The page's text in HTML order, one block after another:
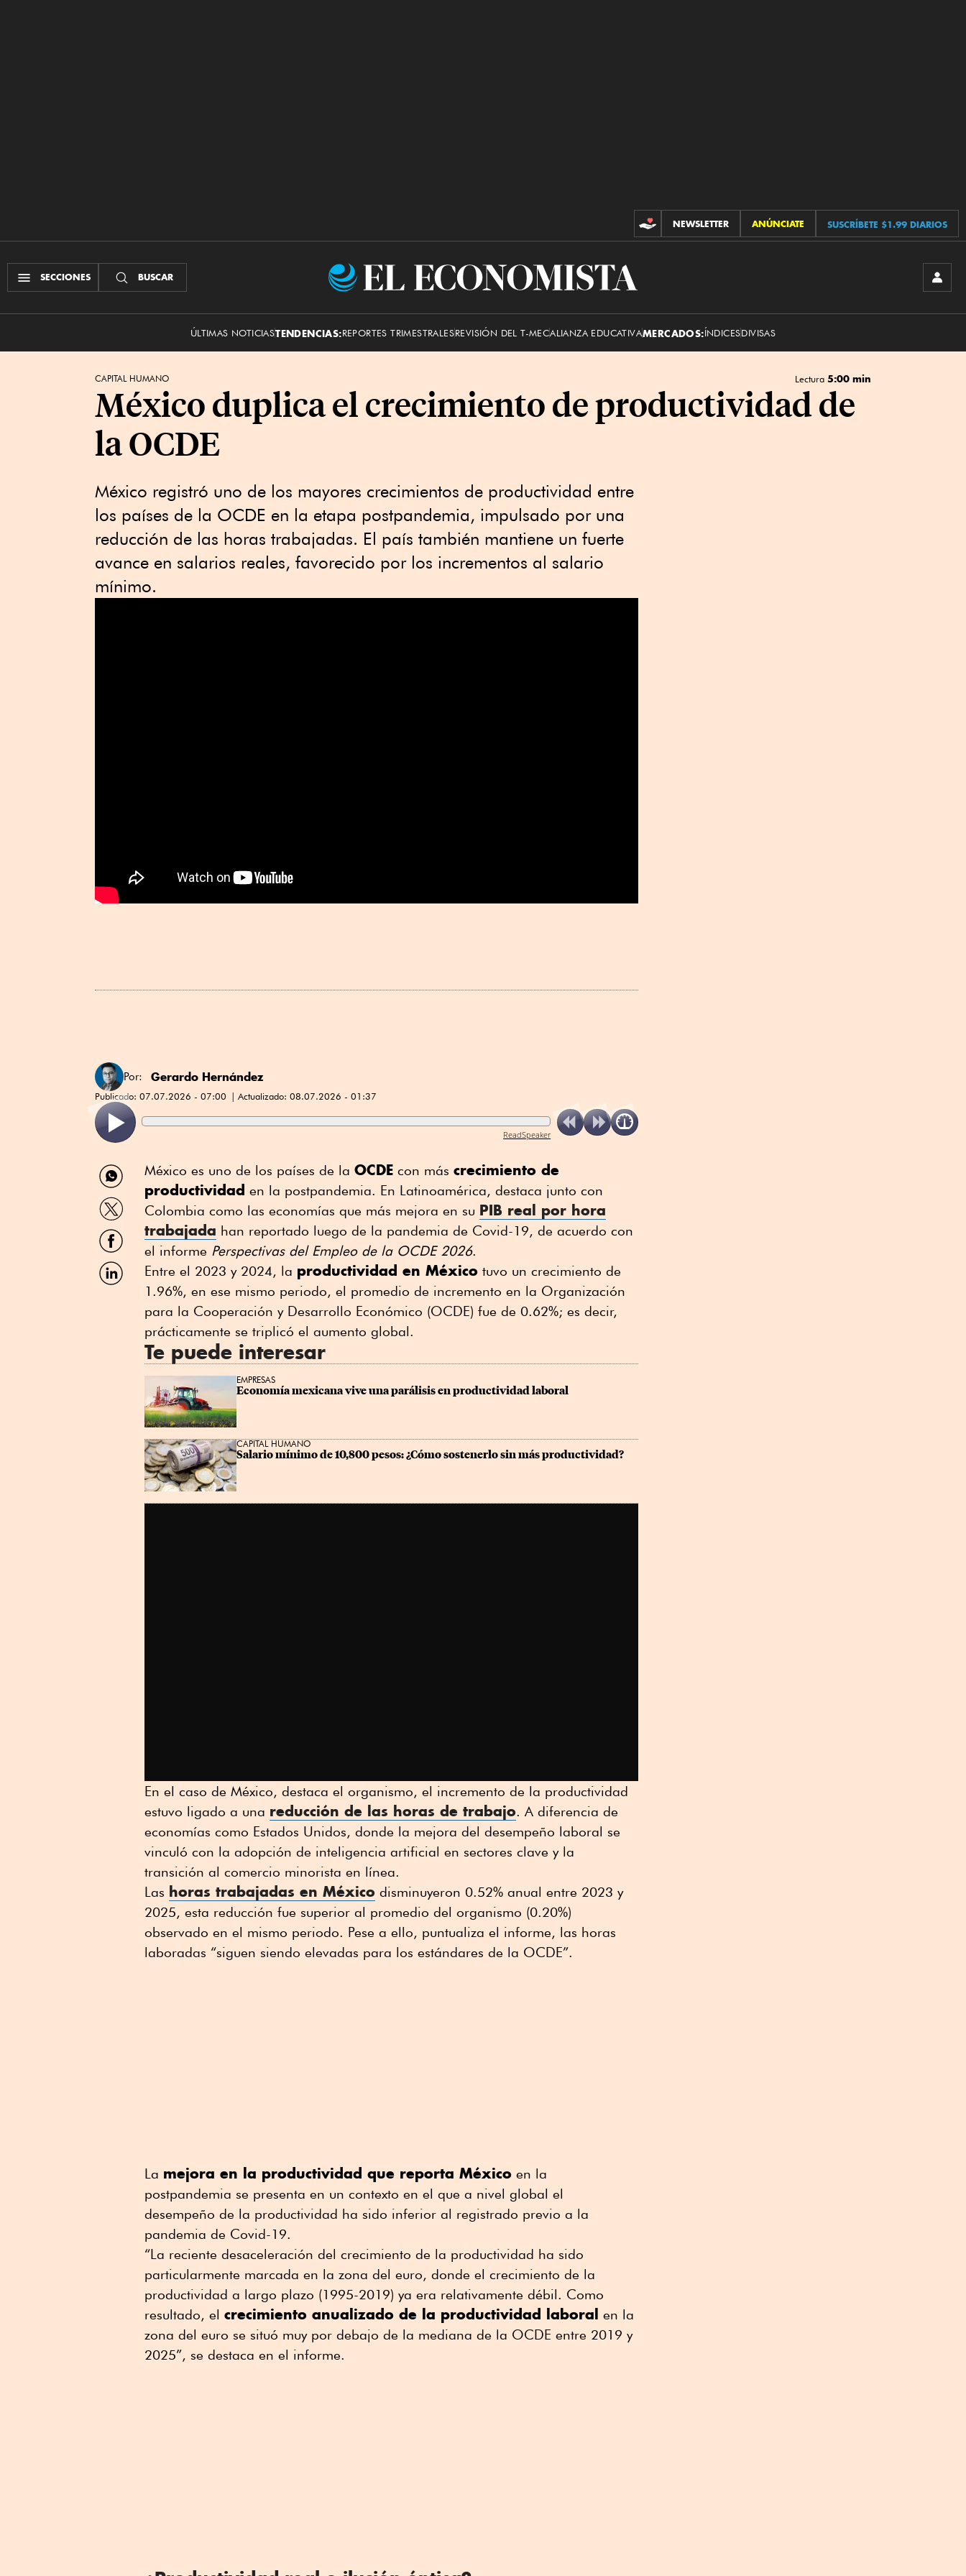
CONTRIBUCIONES
NEWSLETTER ANÚNCIATE SUSCRÍBETE $1.99 DIARIOS
SECCIONES BUSCAR
El
ÚLTIMAS NOTICIASTENDENCIAS:REPORTES TRIMESTRALESREVISIÓN DEL T-MECALIANZA EDUCATIVAMERCADOS:ÍNDICESDIVISAS
CAPITAL HUMANO Lectura 5:00 min
México duplica el crecimiento de productividad de
la OCDE
México registró uno de los mayores crecimientos de productividad entre
los países de la OCDE en la etapa postpandemia, impulsado por una
reducción de las horas trabajadas. El país también mantiene un fuerte
avance en salarios reales, favorecido por los incrementos al salario
mínimo.
Por: Gerardo Hernández
Publicado: 07.07.2026 - 07:00 Actualizado: 08.07.2026 - 01:37
ReadSpeaker
Compartir
por
WhatsApp
Compartir
por
Twitter
Compartir
por
Facebook
Compartir
por
México es uno de los países de la OCDE con más crecimiento de
productividad en la postpandemia. En Latinoamérica, destaca junto con
Colombia como las economías que más mejora en su PIB real por hora
trabajada han reportado luego de la pandemia de Covid-19, de acuerdo con
el informe Perspectivas del Empleo de la OCDE 2026.
Entre el 2023 y 2024, la productividad en México tuvo un crecimiento de
1.96%, en ese mismo periodo, el promedio de incremento en la Organización
para la Cooperación y Desarrollo Económico (OCDE) fue de 0.62%; es decir,
prácticamente se triplicó el aumento global.
Te puede interesar
EMPRESAS
Economía mexicana vive una parálisis en productividad laboral
CAPITAL HUMANO
Salario mínimo de 10,800 pesos: ¿Cómo sostenerlo sin más productividad?
En el caso de México, destaca el organismo, el incremento de la productividad
estuvo ligado a una reducción de las horas de trabajo. A diferencia de
economías como Estados Unidos, donde la mejora del desempeño laboral se
vinculó con la adopción de inteligencia artificial en sectores clave y la
transición al comercio minorista en línea.
Las horas trabajadas en México disminuyeron 0.52% anual entre 2023 y
2025, esta reducción fue superior al promedio del organismo (0.20%)
observado en el mismo periodo. Pese a ello, puntualiza el informe, las horas
laboradas “siguen siendo elevadas para los estándares de la OCDE”.
La mejora en la productividad que reporta México en la
postpandemia se presenta en un contexto en el que a nivel global el
desempeño de la productividad ha sido inferior al registrado previo a la
pandemia de Covid-19.
“La reciente desaceleración del crecimiento de la productividad ha sido
particularmente marcada en la zona del euro, donde el crecimiento de la
productividad a largo plazo (1995-2019) ya era relativamente débil. Como
resultado, el crecimiento anualizado de la productividad laboral en la
zona del euro se situó muy por debajo de la mediana de la OCDE entre 2019 y
2025”, se destaca en el informe.